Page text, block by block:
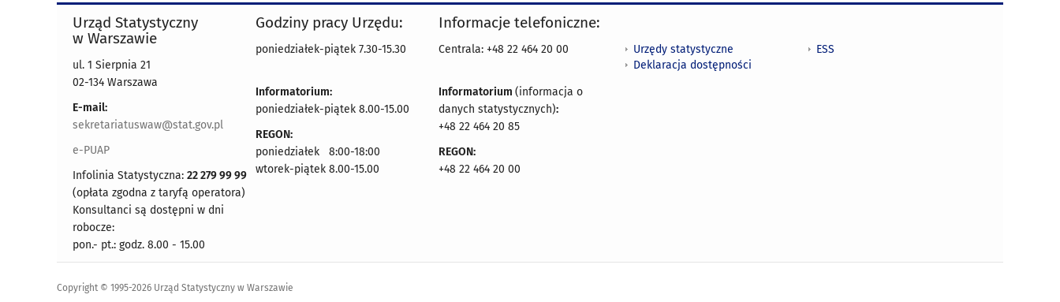
Urząd Statystyczny
w Warszawie
ul. 1 Sierpnia 21
02-134 Warszawa
E-mail:
sekretariatuswaw@stat.gov.pl
e-PUAP
Infolinia Statystyczna: 22 279 99 99
(opłata zgodna z taryfą operatora)
Konsultanci są dostępni w dni
robocze:
pon.- pt.: godz. 8.00 - 15.00
Godziny pracy Urzędu:
poniedziałek-piątek 7.30-15.30
Informatorium:
poniedziałek-piątek 8.00-15.00
REGON:
poniedziałek 8:00-18:00
wtorek-piątek 8.00-15.00
Informacje telefoniczne:
Centrala: +48 22 464 20 00
Informatorium (informacja o
danych statystycznych):
+48 22 464 20 85
REGON:
+48 22 464 20 00
Urzędy statystyczne
Deklaracja dostępności
ESS
Copyright © 1995-2026 Urząd Statystyczny w Warszawie